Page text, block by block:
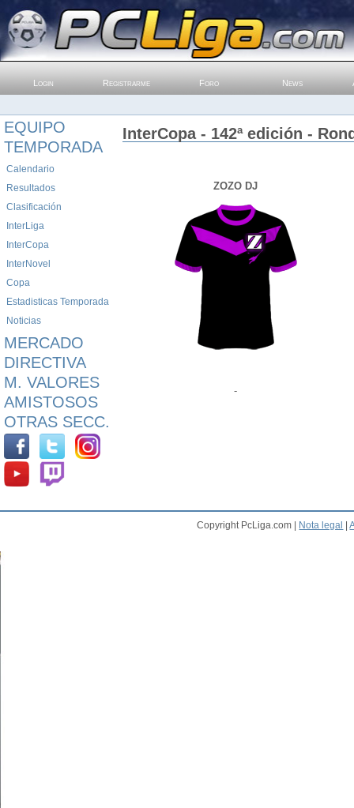
Login Registrarme Foro News
EQUIPO
TEMPORADA
Calendario
Resultados
Clasificación
InterLiga
InterCopa
InterNovel
Copa
Estadisticas Temporada
Noticias
MERCADO
DIRECTIVA
M. VALORES
AMISTOSOS
OTRAS SECC.
InterCopa - 142ª edición -
ZOZO DJ
-
Copyright PcLiga.com | Nota legal |